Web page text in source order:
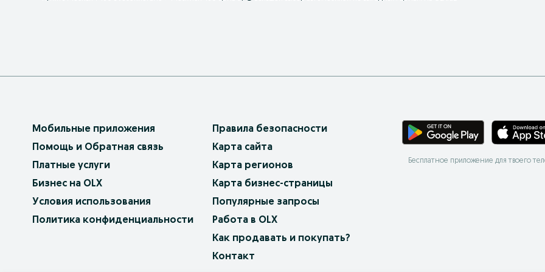
Мобильные приложения
Помощь и Обратная связь
Платные услуги
Бизнес на OLX
Условия использования
Политика конфиденциальности
Правила безопасности
Карта сайта
Карта регионов
Карта бизнес-страницы
Популярные запросы
Работа в OLX
Как продавать и покупать?
Контакт
Бесплатное приложение для твоего